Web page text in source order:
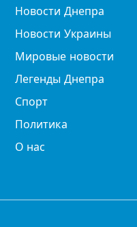
Новости Днепра
Новости Украины
Мировые новости
Легенды Днепра
Спорт
Политика
О нас